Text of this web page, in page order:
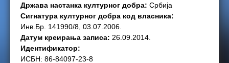
Држава настанка културног добра: Србија
Сигнатура културног добра код власника:
Инв.Бр. 141990/8, 03.07.2006.
Датум креирања записа: 26.09.2014.
Идентификатор:
ИСБН: 86-84097-23-8